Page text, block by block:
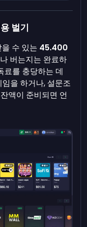
벌기
수 있는 45.400
버는지는 완료하
료를 충당하는 데
을 하거나, 설문조
액이 준비되면 언